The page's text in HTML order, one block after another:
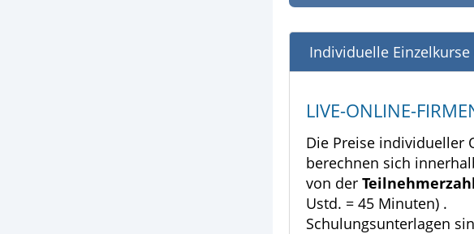
Individuelle
LIVE-ONLINE-
Die Preise individueller
berechnen sich
von der
Ustd. = 45 Minuten) .
Schulungsunterlagen